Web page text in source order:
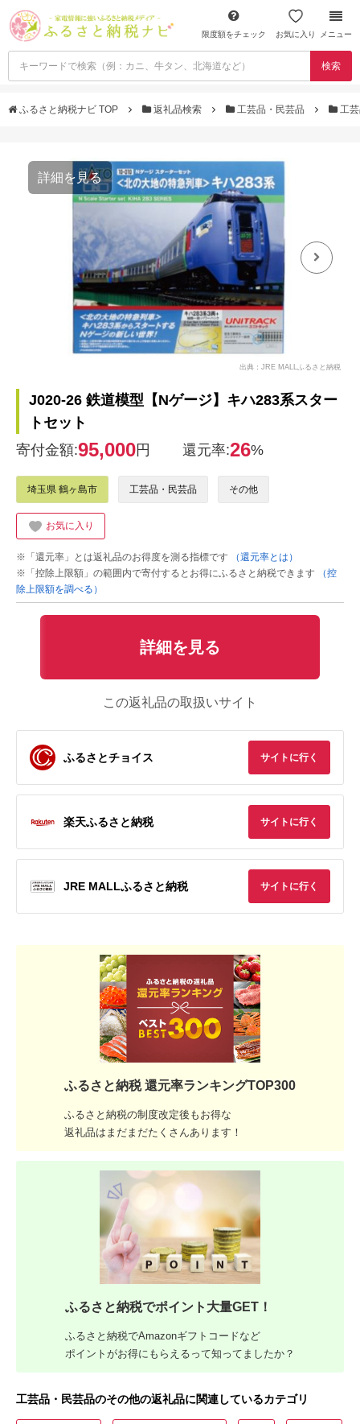
限度額をチェック お気に入り メニュー
検索
ふるさと納税ナビ TOP 返礼品検索 工芸品・民芸品 工芸
詳細を見る
出典：JRE MALLふるさと納税
J020-26 鉄道模型【Nゲージ】キハ283系スター
トセット
寄付金額:95,000円 還元率:26%
埼玉県 鶴ヶ島市 工芸品・民芸品 その他
お気に入り
※「還元率」とは返礼品のお得度を測る指標です
（還元率とは）
※「控除上限額」の範囲内で寄付するとお得にふるさと納税できます
（控
除上限額を調べる）
詳細を見る
この返礼品の取扱いサイト
ふるさとチョイス サイトに行く
楽天ふるさと納税 サイトに行く
JRE MALLふるさと納税 サイトに行く
ふるさと納税 還元率ランキングTOP300
ふるさと納税の制度改定後もお得な
返礼品はまだまだたくさんあります！
ふるさと納税でポイント大量GET！
ふるさと納税でAmazonギフトコードなど
ポイントがお得にもらえるって知ってましたか？
工芸品・民芸品のその他の返礼品に関連しているカテゴリ